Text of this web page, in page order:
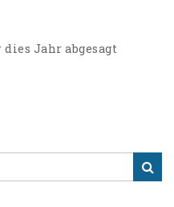
Jahr abgesagt